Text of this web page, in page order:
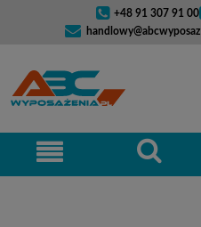
+48 91 307 91 00